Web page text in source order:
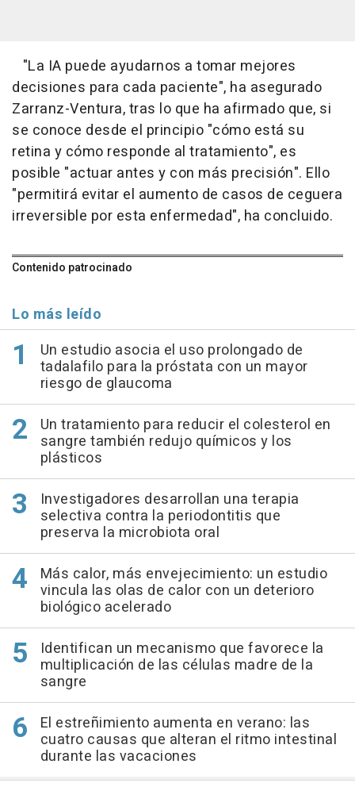
"La IA puede ayudarnos a tomar mejores
decisiones para cada paciente", ha asegurado
Zarranz-Ventura, tras lo que ha afirmado que, si
se conoce desde el principio "cómo está su
retina y cómo responde al tratamiento", es
posible "actuar antes y con más precisión". Ello
"permitirá evitar el aumento de casos de ceguera
irreversible por esta enfermedad", ha concluido.
Contenido patrocinado
Lo más leído
Un estudio asocia el uso prolongado de
tadalafilo para la próstata con un mayor
riesgo de glaucoma
Un tratamiento para reducir el colesterol en
sangre también redujo químicos y los
plásticos
Investigadores desarrollan una terapia
selectiva contra la periodontitis que
preserva la microbiota oral
Más calor, más envejecimiento: un estudio
vincula las olas de calor con un deterioro
biológico acelerado
Identifican un mecanismo que favorece la
multiplicación de las células madre de la
sangre
El estreñimiento aumenta en verano: las
cuatro causas que alteran el ritmo intestinal
durante las vacaciones